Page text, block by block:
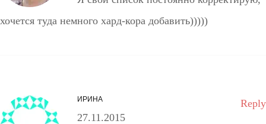
хочется туда немного хард-кора добавить)))))
ИРИНА
27.11.2015
Reply